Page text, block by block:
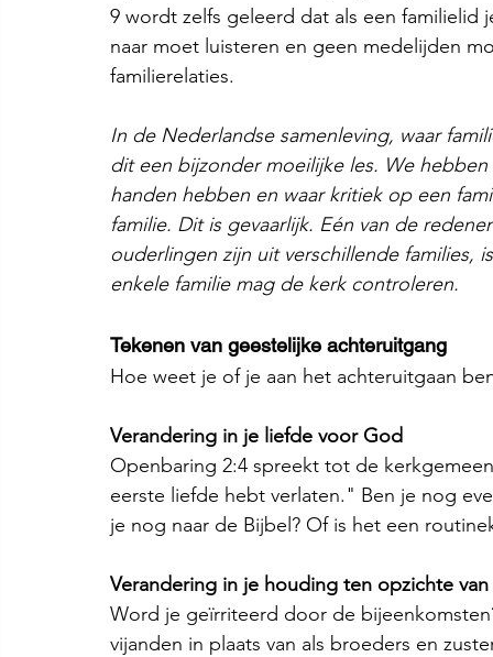
9 wordt zelfs geleerd dat als een
naar moet luisteren en geen medelijden
familierelaties.
In de Nederlandse samenleving, waar
dit een bijzonder moeilijke les. We
handen hebben en waar kritiek op een
familie. Dit is gevaarlijk. Eén van de
ouderlingen zijn uit verschillende
enkele familie mag de kerk controleren.
Tekenen van geestelijke achteruitgang
Hoe weet je of je aan het achteruitgaan
Verandering in je liefde voor God
Openbaring 2:4 spreekt tot de
eerste liefde hebt verlaten." Ben je nog
je nog naar de Bijbel? Of is het een
Verandering in je houding ten opzichte
Word je geïrriteerd door de
vijanden in plaats van als broeders en